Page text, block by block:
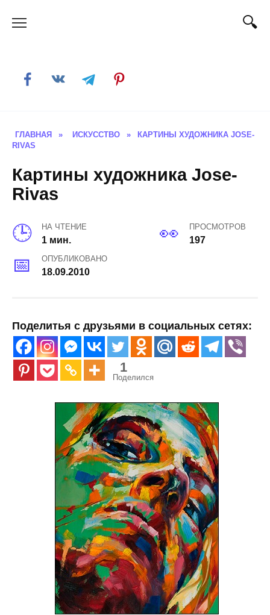
ГЛАВНАЯ » ИСКУССТВО »
КАРТИНЫ ХУДОЖНИКА JOSE-
RIVAS
Картины художника Jose-
Rivas
НА ЧТЕНИЕ
1 мин.
ПРОСМОТРОВ
197
ОПУБЛИКОВАНО
18.09.2010
Поделитья с друзьями в социальных сетях:
1
Поделился